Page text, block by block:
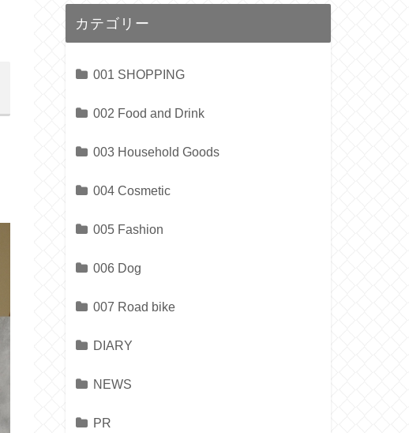
カテゴリー
001 SHOPPING
002 Food and Drink
003 Household Goods
004 Cosmetic
005 Fashion
006 Dog
007 Road bike
DIARY
NEWS
PR